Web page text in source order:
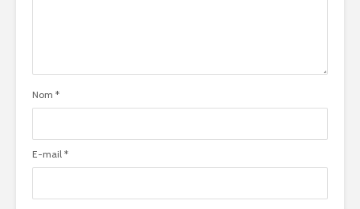
Nom *
E-mail *